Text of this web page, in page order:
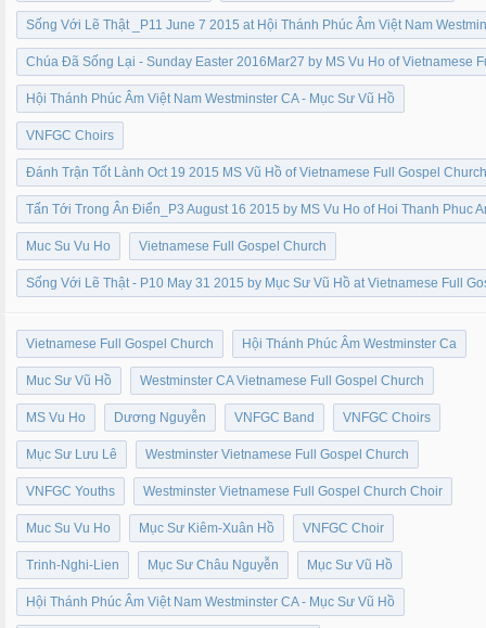
Sống Với Lẽ Thật _P11 June 7 2015 at Hội Thánh Phúc Âm Việt Nam
Chúa Đã Sống Lại - Sunday Easter 2016Mar27 by MS Vu Ho of Vietnamese
Hội Thánh Phúc Âm Việt Nam Westminster CA - Mục Sư Vũ Hồ
VNFGC Choirs
Đánh Trận Tốt Lành Oct 19 2015 MS Vũ Hồ of Vietnamese Full Gospel
Tấn Tới Trong Ân Điển_P3 August 16 2015 by MS Vu Ho of Hoi Thanh Phuc
Muc Su Vu Ho Vietnamese Full Gospel Church
Sống Với Lẽ Thật - P10 May 31 2015 by Mục Sư Vũ Hồ at Vietnamese Full
Vietnamese Full Gospel Church Hội Thánh Phúc Âm Westminster Ca
Muc Sư Vũ Hồ Westminster CA Vietnamese Full Gospel Church
MS Vu Ho Dương Nguyễn VNFGC Band VNFGC Choirs
Mục Sư Lưu Lê Westminster Vietnamese Full Gospel Church
VNFGC Youths Westminster Vietnamese Full Gospel Church Choir
Muc Su Vu Ho Mục Sư Kiêm-Xuân Hồ VNFGC Choir
Trinh-Nghi-Lien Mục Sư Châu Nguyễn Mục Sư Vũ Hồ
Hội Thánh Phúc Âm Việt Nam Westminster CA - Mục Sư Vũ Hồ